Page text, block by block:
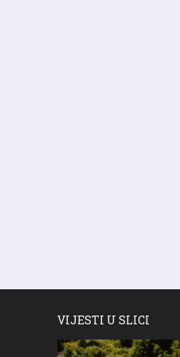
VIJESTI U SLICI